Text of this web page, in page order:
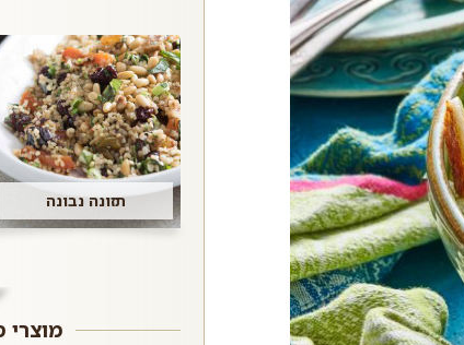
תזונה נבונה
מוצרי